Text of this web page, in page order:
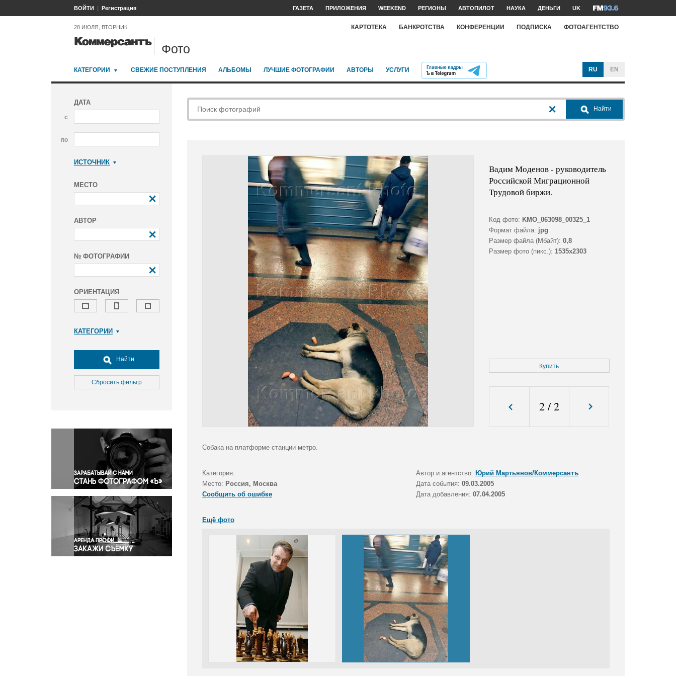
ВОЙТИ Регистрация ГАЗЕТА ПРИЛОЖЕНИЯ WEEKEND РЕГИОНЫ АВТОПИЛОТ НАУКА ДЕНЬГИ UK
28 ИЮЛЯ, ВТОРНИК КАРТОТЕКА БАНКРОТСТВА КОНФЕРЕНЦИИ ПОДПИСКА ФОТОАГЕНТСТВО
Фото
КАТЕГОРИИ СВЕЖИЕ ПОСТУПЛЕНИЯ АЛЬБОМЫ ЛУЧШИЕ ФОТОГРАФИИ АВТОРЫ УСЛУГИ RU EN
ДАТА
с
по
ИСТОЧНИК
МЕСТО
АВТОР
№ ФОТОГРАФИИ
ОРИЕНТАЦИЯ
КАТЕГОРИИ
Досуг, туризм и отдых
Культура
Медицина
Окружающая среда
Политика
Правосудие
Происшествия и конфликты
Религия
Светская жизнь
Спорт
Экология
Экономика и бизнес
Найти
Сбросить фильтр
Найти
Вадим Моденов - руководитель
Российской Миграционной
Трудовой биржи.
Код фото: KMO_063098_00325_1
Формат файла: jpg
Размер файла (Мбайт): 0,8
Размер фото (пикс.): 1535x2303
Купить
2/2
Собака на платформе станции метро.
Категория: Автор и агентство: Юрий Мартьянов/Коммерсантъ
Место: Россия, Москва Дата события: 09.03.2005
Сообщить об ошибке
Дата добавления: 07.04.2005
Ещё фото